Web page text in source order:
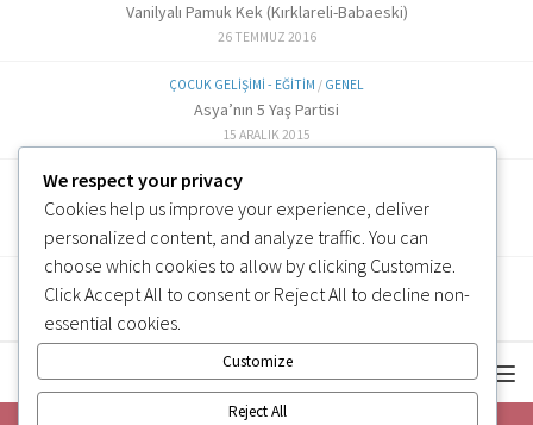
Vanilyalı Pamuk Kek (Kırklareli-Babaeski)
26 TEMMUZ 2016
ÇOCUK GELIŞIMI - EĞITIM / GENEL
Asya’nın 5 Yaş Partisi
15 ARALIK 2015
ALTERNATIF TARIFLER
Labne Peynir Yapımı (6 ve üzeri)
3 OCAK 2019
We respect your privacy
Cookies help us improve your experience, deliver
personalized content, and analyze traffic. You can
choose which cookies to allow by clicking Customize
ClickAccept All to consent or Reject All to decline non-
essential cookies.
Customize
Reject All